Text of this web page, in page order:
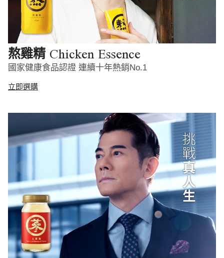
熬雞精 Chicken Essence
國家健康食品認證 連續十年熱銷No.1
立即選購